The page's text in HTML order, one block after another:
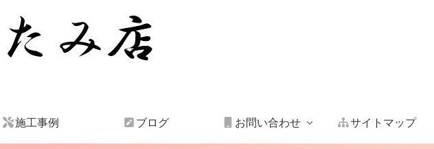
施工事例 ブログ お問い合わせ サイトマップ